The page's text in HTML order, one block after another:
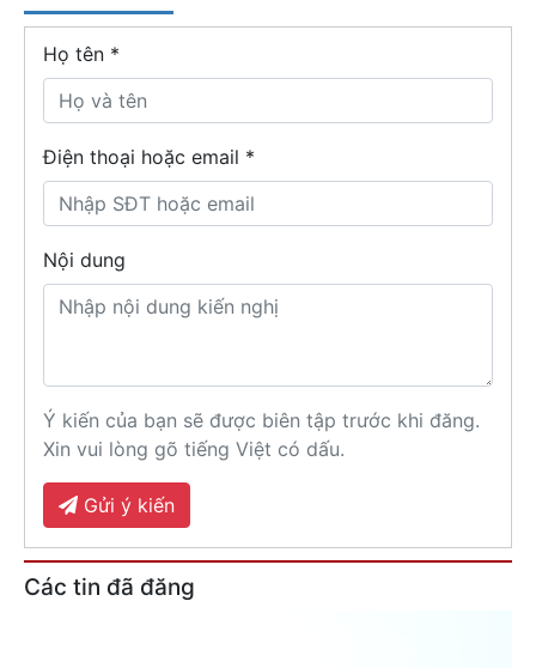
Họ tên *
Điện thoại hoặc email *
Nội dung
Ý kiến của bạn sẽ được biên tập trước khi đăng.
Xin vui lòng gõ tiếng Việt có dấu.
Gửi ý kiến
Các tin đã đăng